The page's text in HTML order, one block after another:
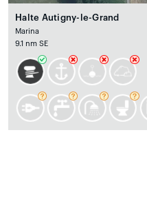
Halte Autigny-le-Grand
Marina
9.1 nm SE